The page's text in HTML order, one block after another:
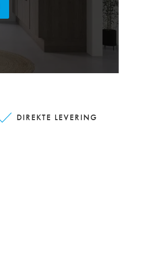
DIREKTE LEVERING